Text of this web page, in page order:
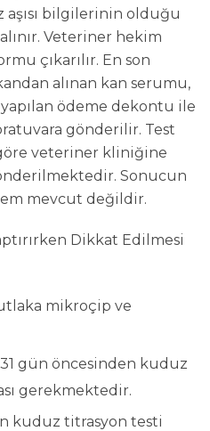
bilgilerinin olduğu
Veteriner hekim
çıkarılır. En son
alınan kan serumu,
ödeme dekontu ile
gönderilir. Test
veteriner kliniğine
Sonucun
mevcut değildir.
Dikkat Edilmesi
mikroçip ve
gün öncesinden kuduz
gerekmektedir.
kuduz titrasyon testi